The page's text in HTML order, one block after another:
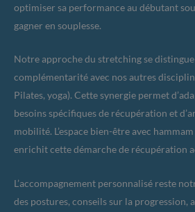
optimiser sa performance au débutant
gagner en souplesse.
Notre approche du stretching se distingue
complémentarité avec nos autres
Pilates, yoga). Cette synergie permet
besoins spécifiques de récupération et
mobilité. L’espace bien-être avec
enrichit cette démarche de récupération
L’accompagnement personnalisé reste
des postures, conseils sur la progression,